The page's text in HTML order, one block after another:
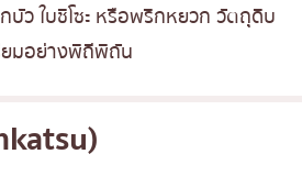
บัว ใบชิโซะ หรือพริกหยวก วัตถุดิบ
ยมอย่างพิถีพิถัน